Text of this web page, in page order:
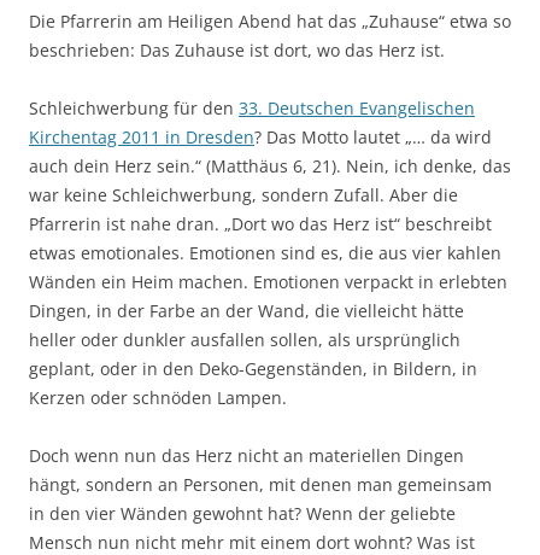
Die Pfarrerin am Heiligen Abend hat das „Zuhause“ etwa so
beschrieben: Das Zuhause ist dort, wo das Herz ist.
Schleichwerbung für den 33. Deutschen Evangelischen
Kirchentag 2011 in Dresden? Das Motto lautet „… da wird
auch dein Herz sein.“ (Matthäus 6, 21). Nein, ich denke, das
war keine Schleichwerbung, sondern Zufall. Aber die
Pfarrerin ist nahe dran. „Dort wo das Herz ist“ beschreibt
etwas emotionales. Emotionen sind es, die aus vier kahlen
Wänden ein Heim machen. Emotionen verpackt in erlebten
Dingen, in der Farbe an der Wand, die vielleicht hätte
heller oder dunkler ausfallen sollen, als ursprünglich
geplant, oder in den Deko-Gegenständen, in Bildern, in
Kerzen oder schnöden Lampen.
Doch wenn nun das Herz nicht an materiellen Dingen
hängt, sondern an Personen, mit denen man gemeinsam
in den vier Wänden gewohnt hat? Wenn der geliebte
Mensch nun nicht mehr mit einem dort wohnt? Was ist